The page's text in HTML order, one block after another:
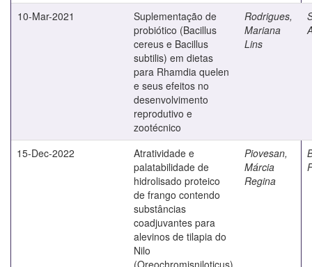
10-Mar-2021
Suplementação de
probiótico (Bacillus
cereus e Bacillus
subtilis) em dietas
para Rhamdia quelen
e seus efeitos no
desenvolvimento
reprodutivo e
zootécnico
Rodrigues,
Mariana
Lins
15-Dec-2022
Atratividade e
palatabilidade de
hidrolisado proteico
de frango contendo
substâncias
coadjuvantes para
alevinos de tilapia do
Nilo
(Oreochromisniloticus)
Piovesan,
Márcia
Regina